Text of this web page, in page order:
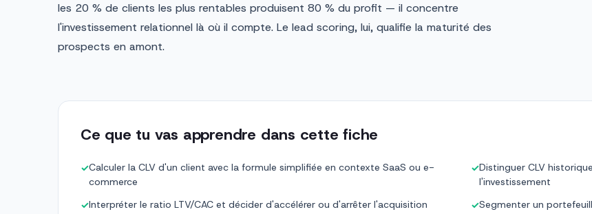
les 20 % de clients les plus rentables produisent 80 % du profit — il concentre
l'investissement relationnel là où il compte. Le lead scoring, lui, qualifie la maturité des
prospects en amont.
Ce que tu vas apprendre dans cette fiche
✓Calculer la CLV d'un client avec la formule simplifiée en contexte SaaS ou e-
commerce
✓Distinguer CLV
l'investissement
✓Interpréter le ratio LTV/CAC et décider d'accélérer ou d'arrêter l'acquisition ✓Segmenter un